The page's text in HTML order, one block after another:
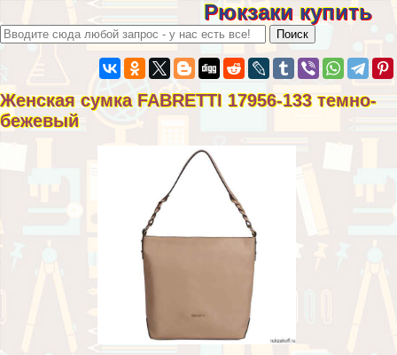
Рюкзаки купить
Женская сумка FABRETTI 17956-133 темно-
бежевый